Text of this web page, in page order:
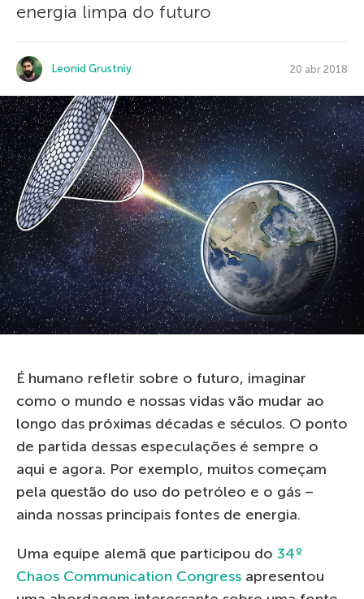
energia limpa do futuro
Leonid Grustniy 20 abr 2018
É humano refletir sobre o futuro, imaginar
como o mundo e nossas vidas vão mudar ao
longo das próximas décadas e séculos. O ponto
de partida dessas especulações é sempre o
aqui e agora. Por exemplo, muitos começam
pela questão do uso do petróleo e o gás –
ainda nossas principais fontes de energia.
Uma equipe alemã que participou do 34º
Chaos Communication Congress apresentou